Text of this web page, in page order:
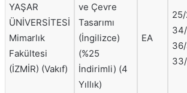
YAŞAR
ÜNİVERSİTESİ
Mimarlık
Fakültesi
(İZMİR) (Vakıf)
ve Çevre
Tasarımı
(İngilizce)
(%25
İndirimli) (4
Yıllık)
EA